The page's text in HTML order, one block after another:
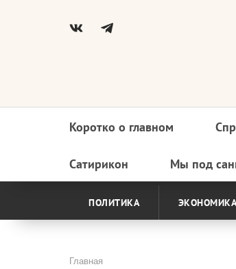
Основная
навигация
Коротко о главном
Сатирикон Мы под
ПОЛИТИКА ЭКОНОМИКА
Главная